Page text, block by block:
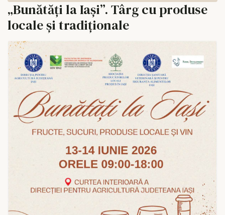
„Bunătăți la Iași”. Târg cu produse
locale și tradiționale